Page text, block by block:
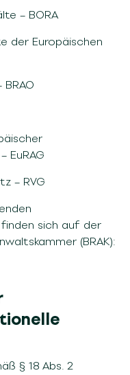
– BORA
der Europäischen
EuRAG
– RVG
sich auf der
(BRAK):
§ 18 Abs. 2